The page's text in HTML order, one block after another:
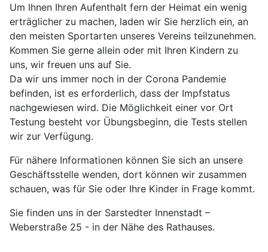
Um Ihnen Ihren Aufenthalt fern der Heimat ein wenig
erträglicher zu machen, laden wir Sie herzlich ein, an
den meisten Sportarten unseres Vereins teilzunehmen.
Kommen Sie gerne allein oder mit Ihren Kindern zu
uns, wir freuen uns auf Sie.
Da wir uns immer noch in der Corona Pandemie
befinden, ist es erforderlich, dass der Impfstatus
nachgewiesen wird. Die Möglichkeit einer vor Ort
Testung besteht vor Übungsbeginn, die Tests stellen
wir zur Verfügung.
Für nähere Informationen können Sie sich an unsere
Geschäftsstelle wenden, dort können wir zusammen
schauen, was für Sie oder Ihre Kinder in Frage kommt.
Sie finden uns in der Sarstedter Innenstadt –
Weberstraße 25 - in der Nähe des Rathauses.